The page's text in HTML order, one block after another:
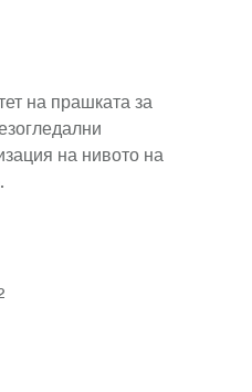
на прашката за
на нивото на